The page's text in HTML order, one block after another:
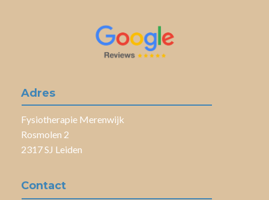
Adres
Fysiotherapie Merenwijk
Rosmolen 2
2317 SJ Leiden
Contact